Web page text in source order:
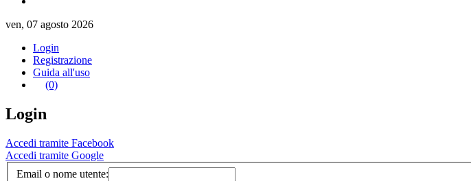
ven, 07 agosto 2026
Login
Registrazione
Guida all'uso
(0)
Login
Accedi tramite Facebook
Accedi tramite Google
Email o nome utente: